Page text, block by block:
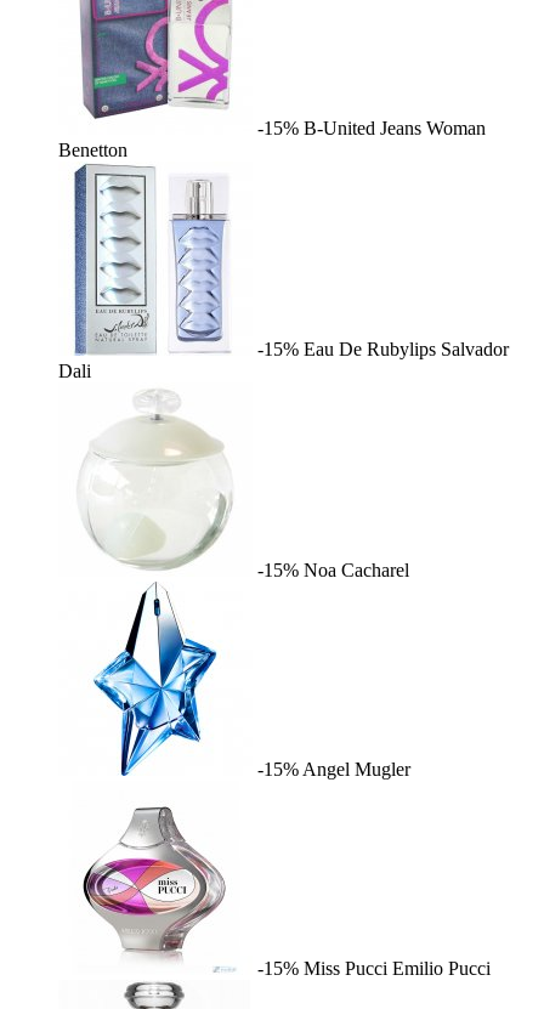
-15% B-United Jeans Woman
Benetton
-15% Eau De Rubylips Salvador
Dali
-15% Noa Cacharel
-15% Angel Mugler
-15% Miss Pucci Emilio Pucci